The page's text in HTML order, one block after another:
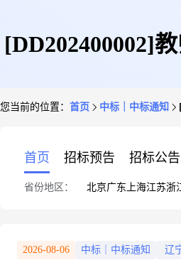
[DD202400002]
您当前的位置： 首页 中标｜中标通知
首页 招标预告 招标公告
省份地区： 北京广东 上海江苏浙
2026-08-06 中标｜中标通知 辽